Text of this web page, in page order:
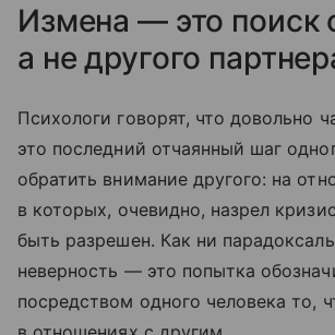
Измена — это поиск
а не другого
Психологи говорят, что довольно
это последний отчаянный шаг
обратить внимание другого: на
в которых, очевидно, назрел
быть разрешен. Как ни
неверность — это попытка
посредством одного человека то,